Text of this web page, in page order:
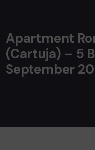
Apartment
(Cartuja) – 5
September